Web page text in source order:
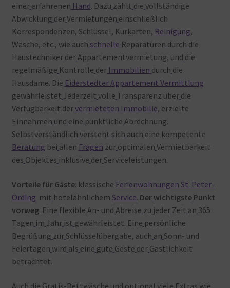
einer erfahrenen Hand. Dazu zählt die vollständige
Abwicklung derVermietungen einschließlich
Korrespondenzen, Schlüssel, Kurkarten, Reinigung,
Wäsche, etc., wie auch schnelle Reparaturen durch die
Haustechniker derAppartementvermietung, und die
regelmäßige Kontrolle der Immobilien durch die
Hausdame. Die Eiderstedter Appartement Vermittlung
gewährleistet Jederzeit volle Transparenz über die
Verfügbarkeit dervermieteten Immobilie, erzielte
Einnahmen und eine pünktliche Abrechnung.
Selbstverständlich versteht sich auch eine kompetente
Beratung bei allen Fragen zur optimalen Vermietbarkeit
des Objektes inklusive der Serviceleistungen.
Vorteile für Gäste: klassische Ferienwohnungen St. Peter-
Ording mit hotelähnlichem Service. Der wichtigste Punkt
vorweg: Eine flexible An- und Abreise zu jeder Zeit an 365
Tagen im Jahr ist gewährleistet. Eine persönliche
Begrüßung zur Schlüsselübergabe, auch an Sonn- und
Feiertagen wird als eine gute Geste der Gastlichkeit
betrachtet.
Auch die Gratis-Bettwäsche und optional viele Extras wie